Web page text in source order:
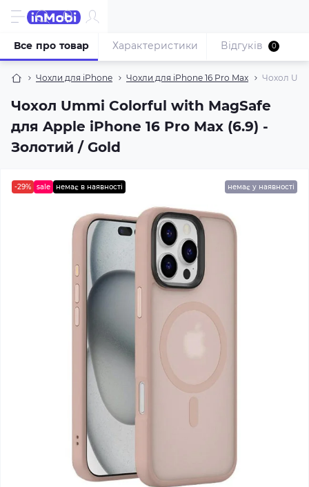
Чохли для iPhone Чохли для iPhone 16 Pro Max Чохол
Чохол Ummi Colorful with MagSafe
для Apple iPhone 16 Pro Max (6.9) -
Золотий / Gold
Все про товар Характеристики Відгуків 0
-29% sale немає в наявності немає у наявності